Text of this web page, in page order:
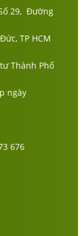
29, Đường
TP HCM
Thành Phố
ngày
676